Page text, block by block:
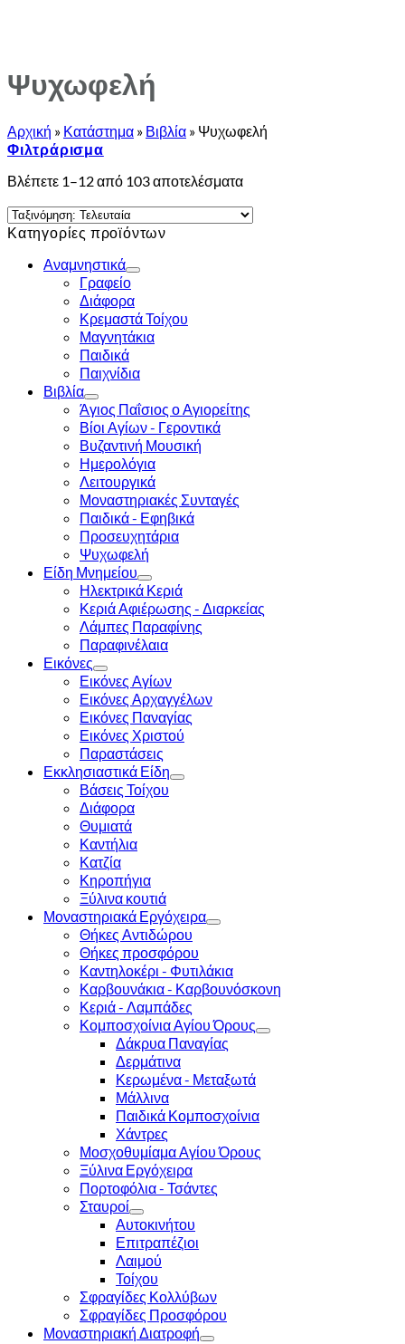
Ψυχωφελή
Αρχική » Κατάστημα » Βιβλία » Ψυχωφελή
Φιλτράρισμα
Βλέπετε 1–12 από 103 αποτελέσματαSorted
latest
Κατηγορίες προϊόντων
Αναμνηστικά
Γραφείο
Διάφορα
Κρεμαστά Τοίχου
Μαγνητάκια
Παιδικά
Παιχνίδια
Βιβλία
Άγιος Παΐσιος ο Αγιορείτης
Βίοι Αγίων - Γεροντικά
Βυζαντινή Μουσική
Ημερολόγια
Λειτουργικά
Μοναστηριακές Συνταγές
Παιδικά - Εφηβικά
Προσευχητάρια
Ψυχωφελή
Είδη Μνημείου
Ηλεκτρικά Κεριά
Κεριά Αφιέρωσης - Διαρκείας
Λάμπες Παραφίνης
Παραφινέλαια
Εικόνες
Εικόνες Αγίων
Εικόνες Αρχαγγέλων
Εικόνες Παναγίας
Εικόνες Χριστού
Παραστάσεις
Εκκλησιαστικά Είδη
Βάσεις Τοίχου
Διάφορα
Θυμιατά
Καντήλια
Κατζία
Κηροπήγια
Ξύλινα κουτιά
Μοναστηριακά Εργόχειρα
Θήκες Αντιδώρου
Θήκες προσφόρου
Καντηλοκέρι - Φυτιλάκια
Καρβουνάκια - Καρβουνόσκονη
Κεριά - Λαμπάδες
Κομποσχοίνια Αγίου Όρους
Δάκρυα Παναγίας
Δερμάτινα
Κερωμένα - Μεταξωτά
Μάλλινα
Παιδικά Κομποσχοίνια
Χάντρες
Μοσχοθυμίαμα Αγίου Όρους
Ξύλινα Εργόχειρα
Πορτοφόλια - Τσάντες
Σταυροί
Αυτοκινήτου
Επιτραπέζιοι
Λαιμού
Τοίχου
Σφραγίδες Κολλύβων
Σφραγίδες Προσφόρου
Μοναστηριακή Διατροφή